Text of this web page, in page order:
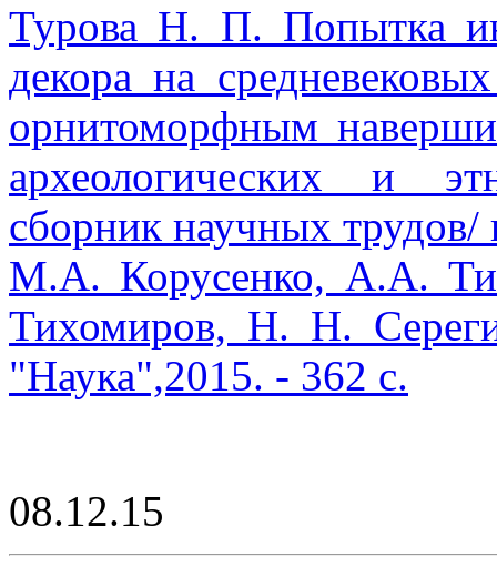
Турова Н. П. Попытка
декора на
орнитоморфным
археологических и
сборник научных
М.А. Корусенко, А.А.
Тихомиров, Н. Н.
"Наука",2015. - 362 с.
08.12.15